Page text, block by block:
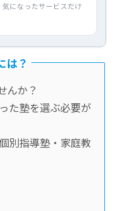
になったサービスだけ
は？
んか？
た塾を選ぶ必要が
別指導塾・家庭教